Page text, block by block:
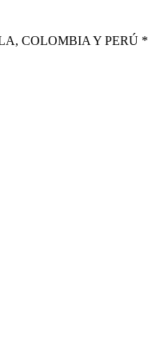
COLOMBIA Y PERÚ *